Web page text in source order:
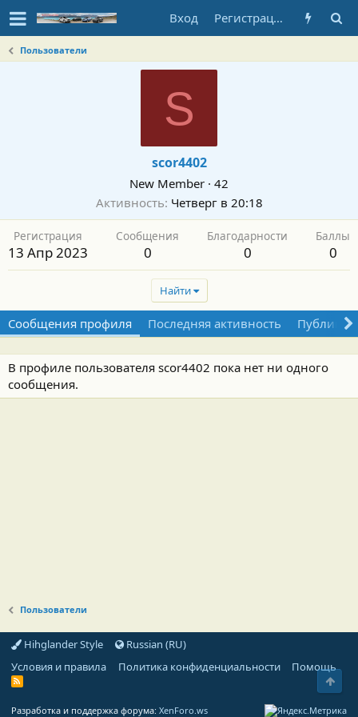
Вход Регистрация
Пользователи
S
scor4402
New Member · 42
Активность Четверг в 20:18
Регистрация
13 Апр 2023
Сообщения
0
Благодарности
0
Баллы
0
Найти
Сообщения профиля Последняя активность
В профиле пользователя scor4402 пока нет ни одного
сообщения.
Пользователи
Hihglander Style
Russian (RU)
Условия и правила
Политика конфиденциальности Помощь
R
Разработка и поддержка форума: XenForo.ws